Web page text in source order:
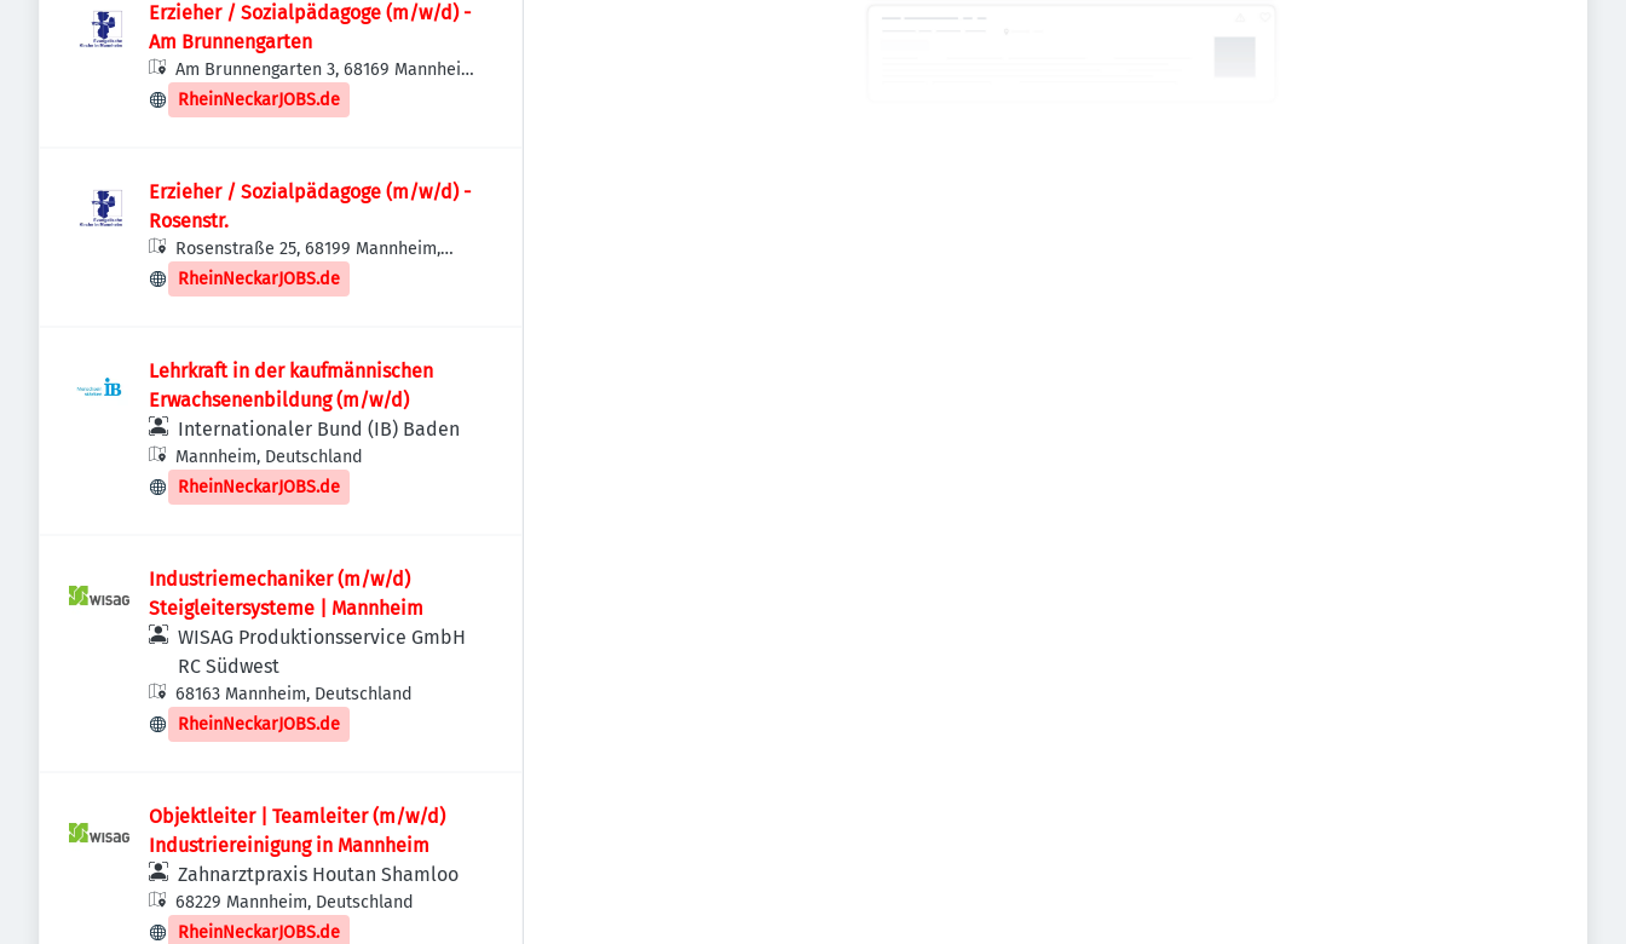
Erzieher / Sozialpädagoge (m/w/d) -
Am Brunnengarten
Am Brunnengarten 3, 68169 Mannheim,
Deutschland
RheinNeckarJOBS.de
Erzieher / Sozialpädagoge (m/w/d) -
Rosenstr.
Rosenstraße 25, 68199 Mannheim,
Deutschland
RheinNeckarJOBS.de
Lehrkraft in der kaufmännischen
Erwachsenenbildung (m/w/d)
Internationaler Bund (IB) Baden
Mannheim, Deutschland
RheinNeckarJOBS.de
Industriemechaniker (m/w/d)
Steigleitersysteme | Mannheim
WISAG Produktionsservice GmbH
RC Südwest
68163 Mannheim, Deutschland
RheinNeckarJOBS.de
Objektleiter | Teamleiter (m/w/d)
Industriereinigung in Mannheim
Zahnarztpraxis Houtan Shamloo
68229 Mannheim, Deutschland
RheinNeckarJOBS.de